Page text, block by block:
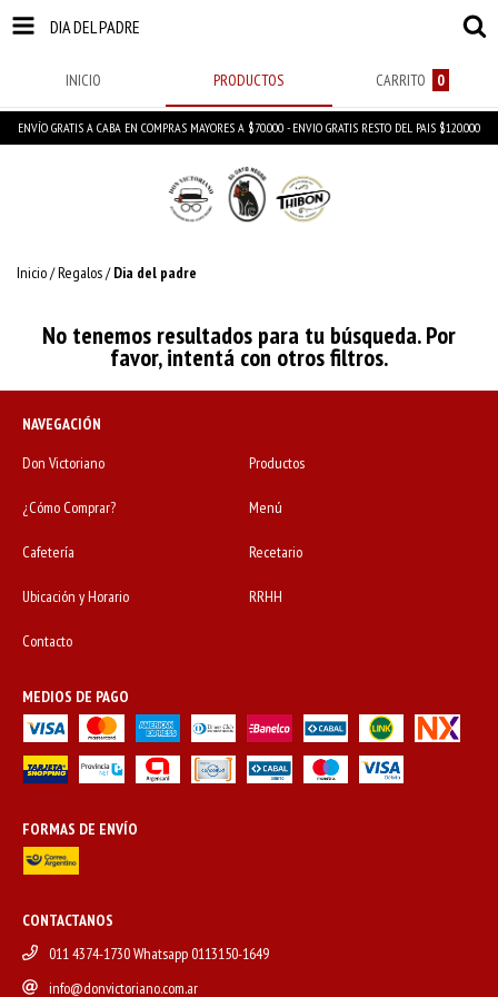
DIA DEL PADRE
INICIO PRODUCTOS CARRITO 0
ENVÍO GRATIS A CABA EN COMPRAS MAYORES A $70.000 - ENVIO GRATIS RESTO DEL PAIS $120.000
Inicio/Regalos/ Dia del padre
No tenemos resultados para tu búsqueda. Por
favor, intentá con otros filtros.
NAVEGACIÓN
Don Victoriano
Productos
¿Cómo Comprar? Menú
Cafetería Recetario
Ubicación y Horario RRHH
Contacto
MEDIOS DE PAGO
FORMAS DE ENVÍO
CONTACTANOS
011 4374-1730 Whatsapp 0113150-1649
info@donvictoriano.com.ar